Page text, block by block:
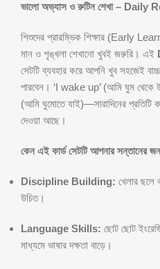
ভালো অভ্যাস ও রুটিন শেখা –
শিশুদের প্রারম্ভিক শিক্ষার (Early
মান ও শৃঙ্খলা শেখানো খুবই জরুরি। এই
সেটটি ব্যবহার করে আপনি খুব সহজেই
পারবেন। ‘I wake up’ (আমি ঘুম থেকে
(আমি ঘুমোতে যাই)—সারাদিনের প্রতিটি
দেওয়া আছে।
কেন এই কার্ড সেটটি আপনার সন্তানের
Discipline Building: খেলার ছলে
উচিত।
Language Skills: ছোট ছোট
মাধ্যমে ভাষার দক্ষতা বাড়ে।